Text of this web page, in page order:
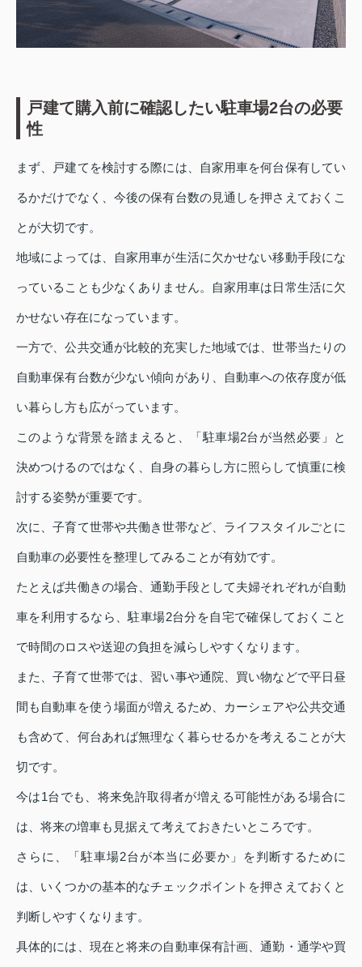
戸建て購入前に確認したい駐車場2台の必要
性
まず、戸建てを検討する際には、自家用車を何台保有してい
るかだけでなく、今後の保有台数の見通しを押さえておくこ
とが大切です。
地域によっては、自家用車が生活に欠かせない移動手段にな
っていることも少なくありません。自家用車は日常生活に欠
かせない存在になっています。
一方で、公共交通が比較的充実した地域では、世帯当たりの
自動車保有台数が少ない傾向があり、自動車への依存度が低
い暮らし方も広がっています。
このような背景を踏まえると、「駐車場2台が当然必要」と
決めつけるのではなく、自身の暮らし方に照らして慎重に検
討する姿勢が重要です。
次に、子育て世帯や共働き世帯など、ライフスタイルごとに
自動車の必要性を整理してみることが有効です。
たとえば共働きの場合、通勤手段として夫婦それぞれが自動
車を利用するなら、駐車場2台分を自宅で確保しておくこと
で時間のロスや送迎の負担を減らしやすくなります。
また、子育て世帯では、習い事や通院、買い物などで平日昼
間も自動車を使う場面が増えるため、カーシェアや公共交通
も含めて、何台あれば無理なく暮らせるかを考えることが大
切です。
今は1台でも、将来免許取得者が増える可能性がある場合に
は、将来の増車も見据えて考えておきたいところです。
さらに、「駐車場2台が本当に必要か」を判断するために
は、いくつかの基本的なチェックポイントを押さえておくと
判断しやすくなります。
具体的には、現在と将来の自動車保有計画、通勤・通学や買